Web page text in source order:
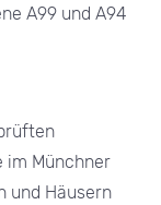
A99 und A94
im Münchner
und Häusern